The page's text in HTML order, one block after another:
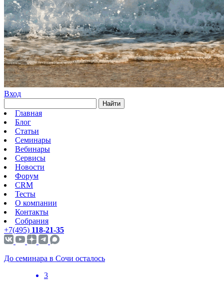
Вход
Найти
Главная
Блог
Статьи
Семинары
Вебинары
Сервисы
Новости
Форум
CRM
Тесты
О компании
Контакты
Собрания
+7(495) 118-21-35
До семинара в Сочи осталось
3